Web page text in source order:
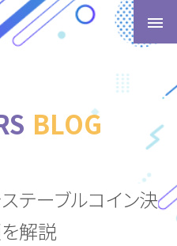
t
o
e
n
i
BLOG
テーブルコイン決
解説